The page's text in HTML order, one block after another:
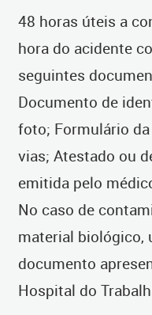
48 horas úteis a
hora do acidente
seguintes
Documento de
foto; Formulário da
vias; Atestado ou
emitida pelo
No caso de
material biológico,
documento
Hospital do